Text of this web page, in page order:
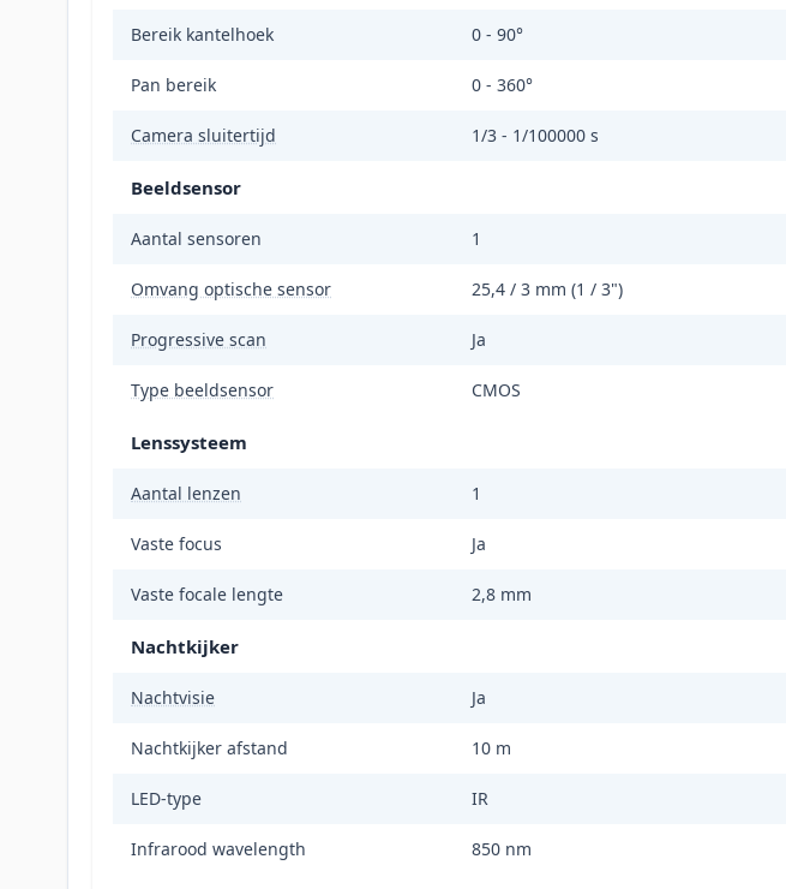
Bereik kantelhoek 0 - 90°
Pan bereik 0 - 360°
Camera sluitertijd 1/3 - 1/100000 s
Beeldsensor
Aantal sensoren 1
Omvang optische sensor 25,4 / 3 mm (1 / 3")
Progressive scan Ja
Type beeldsensor CMOS
Lenssysteem
Aantal lenzen 1
Vaste focus Ja
Vaste focale lengte 2,8 mm
Nachtkijker
Nachtvisie Ja
Nachtkijker afstand 10 m
LED-type IR
Infrarood wavelength 850 nm